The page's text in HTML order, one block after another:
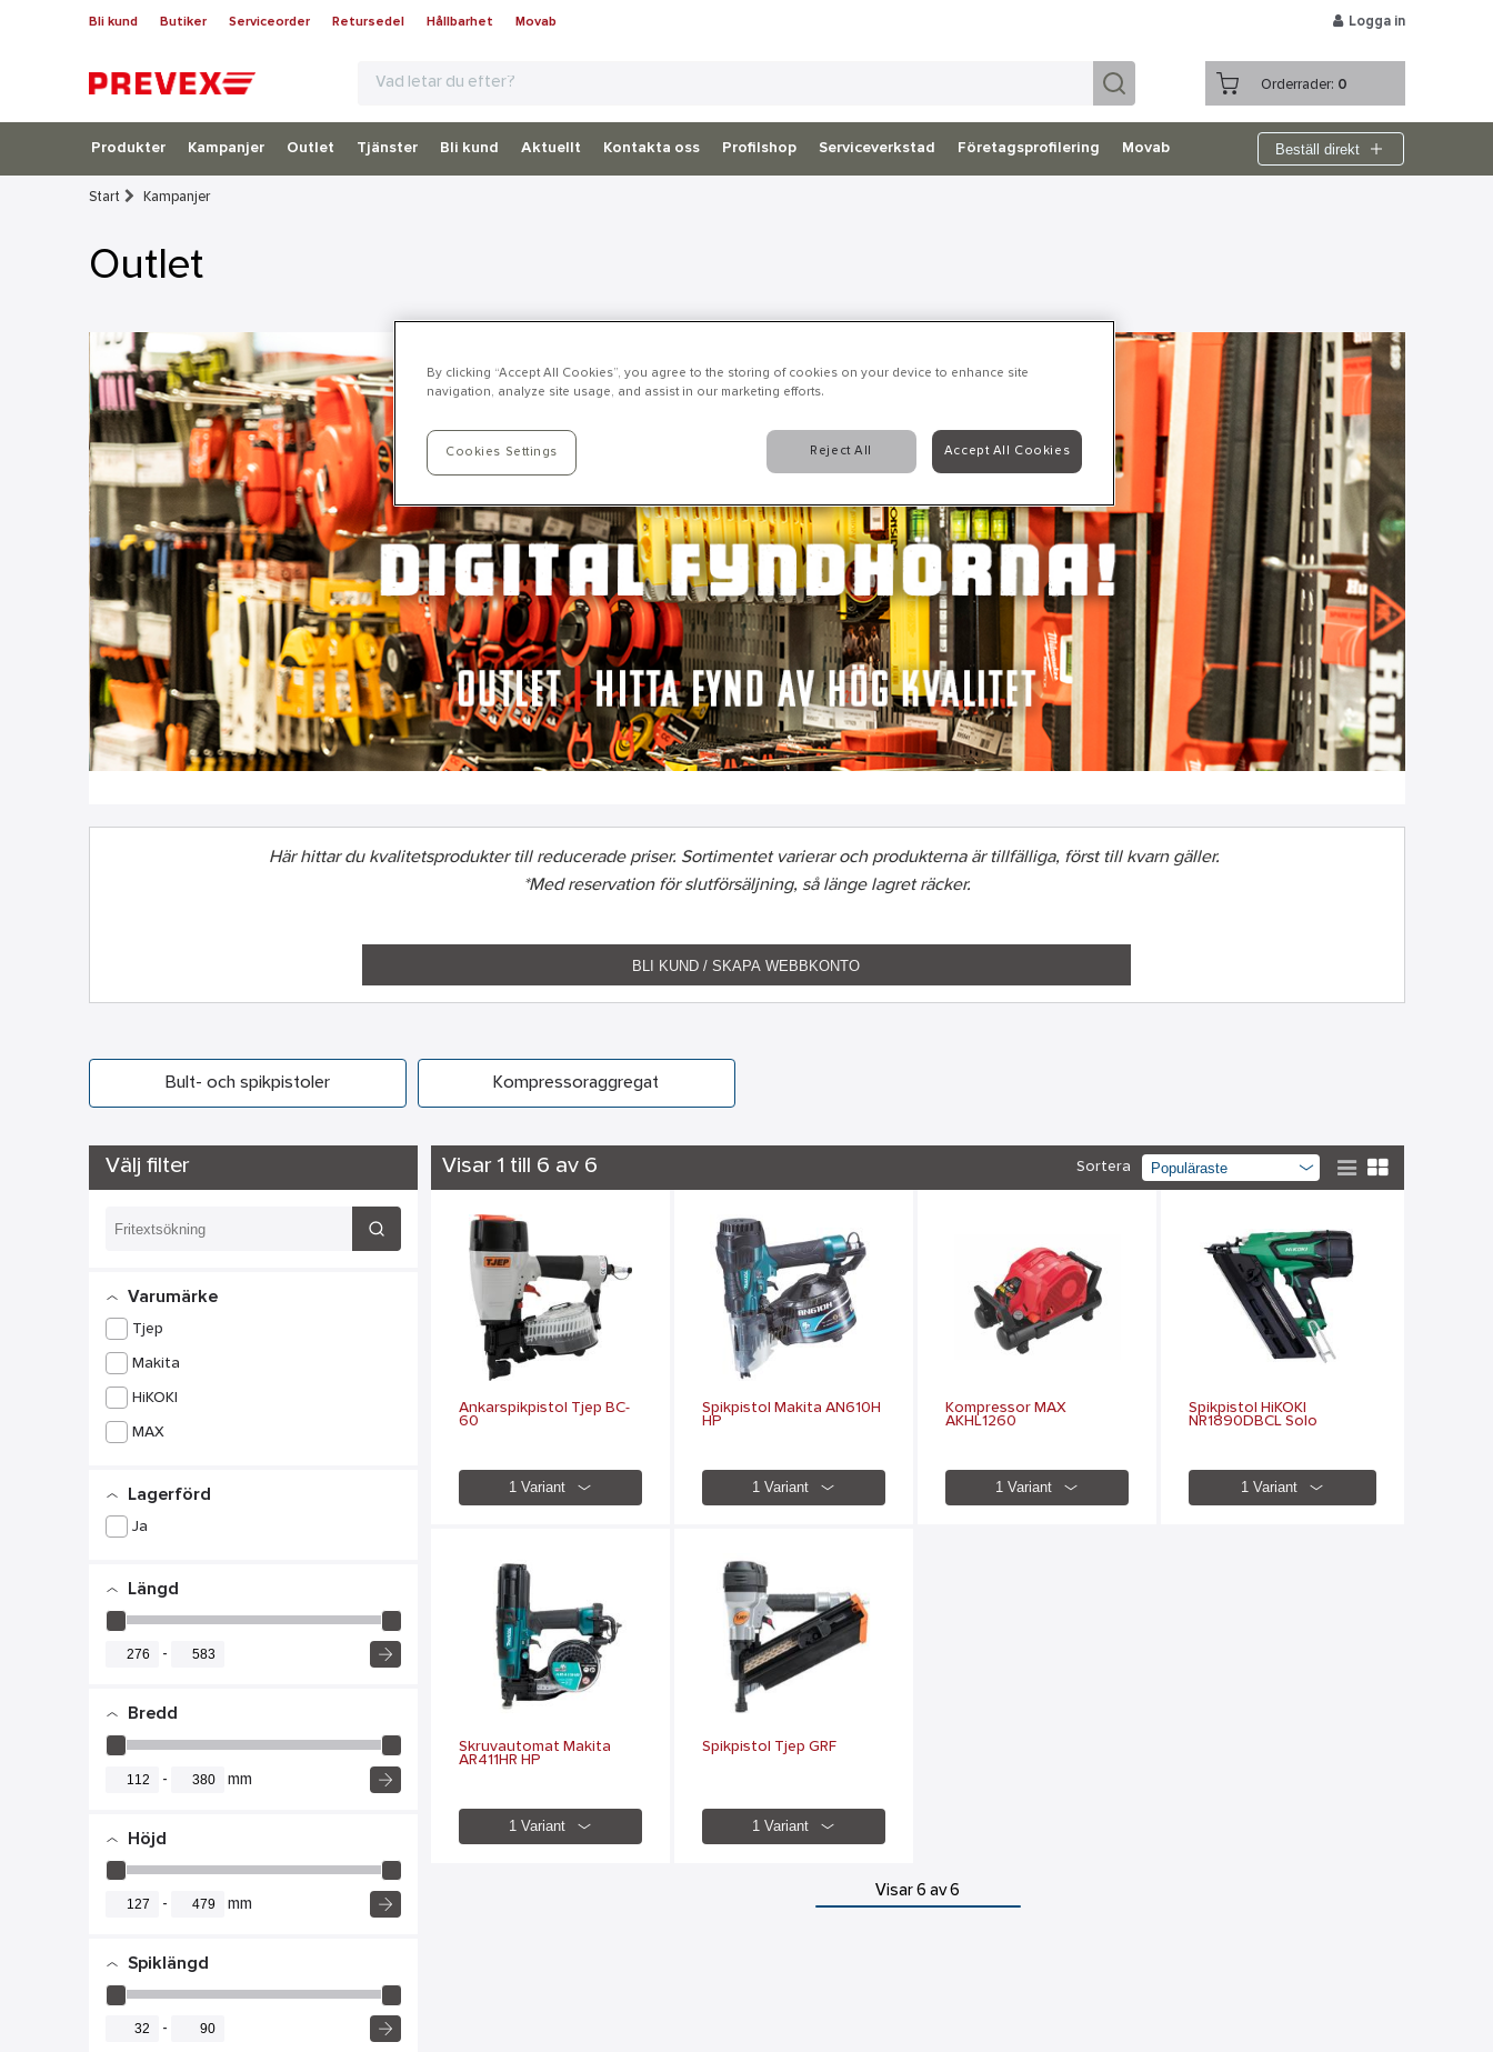
Bli kund Butiker Serviceorder Retursedel Hållbarhet Movab Logga in
Orderrader: 0
Produkter Kampanjer Outlet Tjänster Bli kund Aktuellt Kontakta oss Profilshop Serviceverkstad Företagsprofilering Movab Beställ direkt
Start Kampanjer
Outlet
Här hittar du kvalitetsprodukter till reducerade priser. Sortimentet varierar och produkterna är tillfälliga, först till kvarn gäller.
*Med reservation för slutförsäljning, så länge lagret räcker.
BLI KUND / SKAPA WEBBKONTO
Bult- och spikpistoler Kompressoraggregat
Välj filter
Varumärke
Tjep
Makita
HiKOKI
MAX
Lagerförd
Ja
Längd
-
Bredd
- mm
Höjd
- mm
Spiklängd
-
Visar 1 till 6 av 6 Sortera
Ankarspikpistol Tjep BC-
60
1 Variant
Spikpistol Makita AN610H
HP
1 Variant
Kompressor MAX
AKHL1260
1 Variant
Spikpistol HiKOKI
NR1890DBCL Solo
1 Variant
Skruvautomat Makita
AR411HR HP
1 Variant
Spikpistol Tjep GRF
1 Variant
Visar 6 av 6
By clicking “Accept All Cookies”, you agree to the storing of cookies on your device to enhance site
navigation, analyze site usage, and assist in our marketing efforts.
Cookies Settings Reject All Accept All Cookies